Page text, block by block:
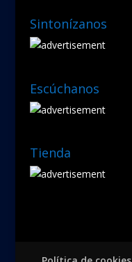
Sintonízanos
Escúchanos
Tienda